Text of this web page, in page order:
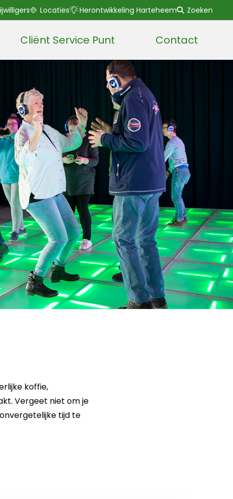
Locaties Herontwikkeling Harteheem Zoeken
Cliënt Service Punt Contact
koffie,
Vergeet niet om je
tijd te